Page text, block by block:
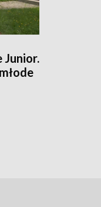
Junior.